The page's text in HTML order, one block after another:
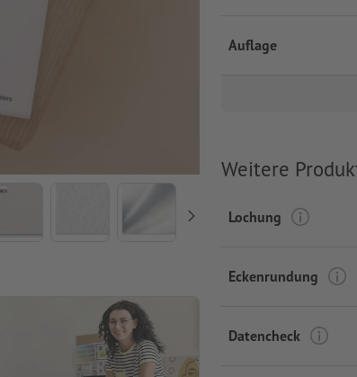
Auflage
Weitere
Lochung
Eckenrundung
Datencheck